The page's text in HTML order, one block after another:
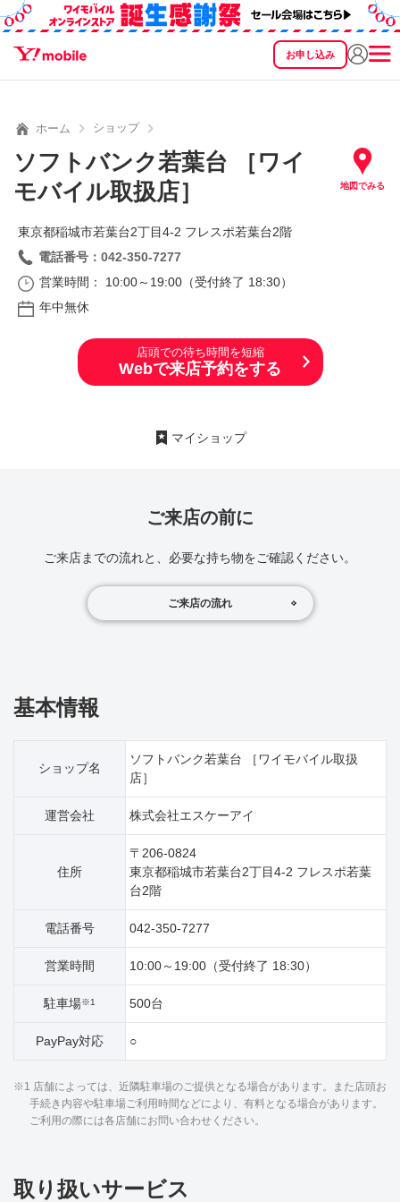
お申し込み
SEARCH
ホーム ショップ
ソフトバンク若葉台 ［ワイ
モバイル取扱店］
地図でみる
東京都稲城市若葉台2丁目4‐2 フレスポ若葉台2階
電話番号：042-350-7277
営業時間： 10:00～19:00（受付終了 18:30）
年中無休
店頭での待ち時間を短縮
Webで来店予約をする
マイショップ
ご来店の前に
ご来店までの流れと、必要な持ち物をご確認ください。
ご来店の流れ
基本情報
ショップ名
ソフトバンク若葉台 ［ワイモバイル取扱
店］
運営会社 株式会社エスケーアイ
住所
〒206-0824
東京都稲城市若葉台2丁目4‐2 フレスポ若葉
台2階
電話番号 042-350-7277
営業時間 10:00～19:00（受付終了 18:30）
駐車場※1 500台
PayPay対応 ○
※1 店舗によっては、近隣駐車場のご提供となる場合があります。また店頭お
手続き内容や駐車場ご利用時間などにより、有料となる場合があります。
ご利用の際には各店舗にお問い合わせください。
取り扱いサービス